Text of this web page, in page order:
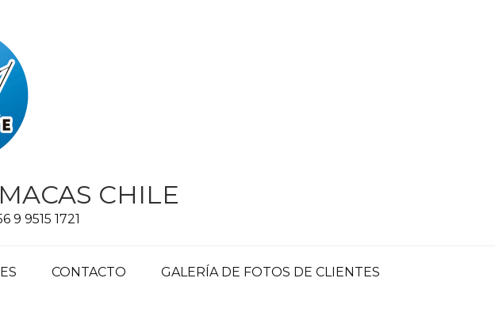
CHILE
9 9515 1721
CONTACTO GALERÍA DE FOTOS DE CLIENTES